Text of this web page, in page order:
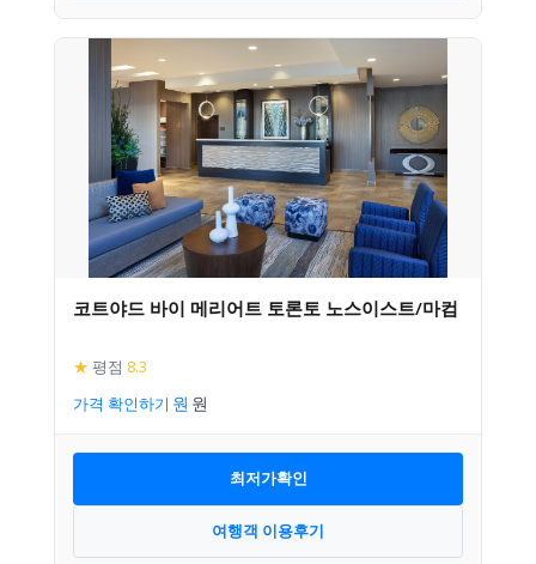
코트야드 바이 메리어트 토론토 노스이스트/마컴
★ 평점 8.3
가격 확인하기
최저가확인
여행객 이용후기